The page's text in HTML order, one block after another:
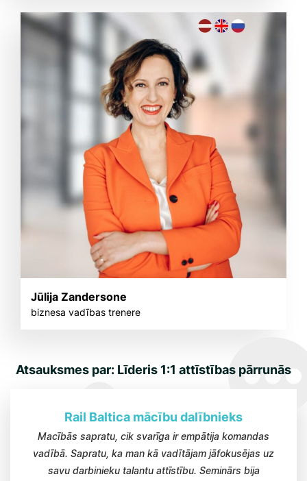
Jūlija Zandersone
biznesa vadības trenere
Atsauksmes par: Līderis 1:1 attīstības pārrunās
Rail Baltica mācību dalībnieks
Macībās sapratu, cik svarīga ir empātija komandas
vadībā. Sapratu, ka man kā vadītājam jāfokusējas uz
savu darbinieku talantu attīstību. Seminārs bija